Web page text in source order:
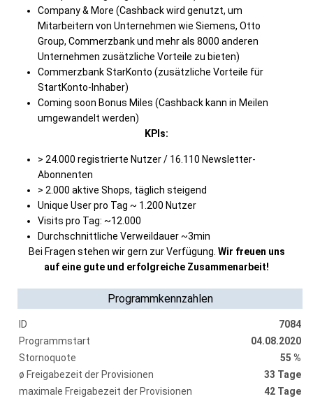
Company & More (Cashback wird genutzt, um
Mitarbeitern von Unternehmen wie Siemens, Otto
Group, Commerzbank und mehr als 8000 anderen
Unternehmen zusätzliche Vorteile zu bieten)
Commerzbank StarKonto (zusätzliche Vorteile für
StartKonto-Inhaber)
Coming soon Bonus Miles (Cashback kann in Meilen
umgewandelt werden)
KPIs:
> 24.000 registrierte Nutzer / 16.110 Newsletter-
Abonnenten
> 2.000 aktive Shops, täglich steigend
Unique User pro Tag ~ 1.200 Nutzer
Visits pro Tag: ~12.000
Durchschnittliche Verweildauer ~3min
Bei Fragen stehen wir gern zur Verfügung. Wir freuen uns
auf eine gute und erfolgreiche Zusammenarbeit!
Programmkennzahlen
ID
7084
Programmstart
04.08.2020
Stornoquote
55 %
ø Freigabezeit der Provisionen
33 Tage
maximale Freigabezeit der Provisionen
42 Tage